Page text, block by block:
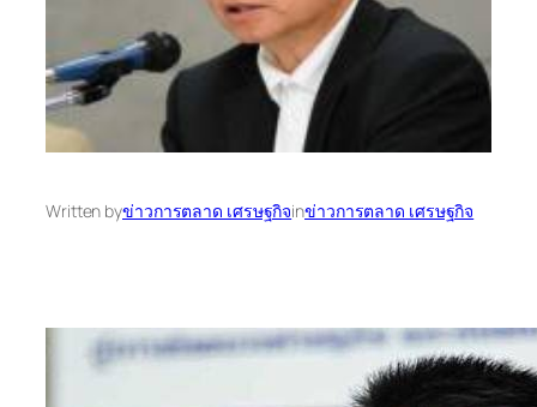
Written byข่าวการตลาด เศรษฐกิจinข่าวการตลาด เศรษฐกิจ